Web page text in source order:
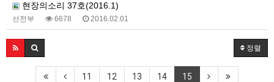
현장의소리 37호(2016.1)
선전부 6678 2016.02.01
정렬
11 12 13 14 15